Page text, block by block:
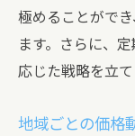
極めることがで
ます。さらに、
応じた戦略を立て
地域ごとの価格